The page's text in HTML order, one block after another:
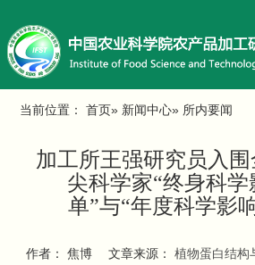
当前位置：首页» 新闻中心» 所内要闻
加工所王强研究员入
尖科学家“终身科学
单”与“年度科学影
作者： 焦博 文章来源：
植物蛋白结构